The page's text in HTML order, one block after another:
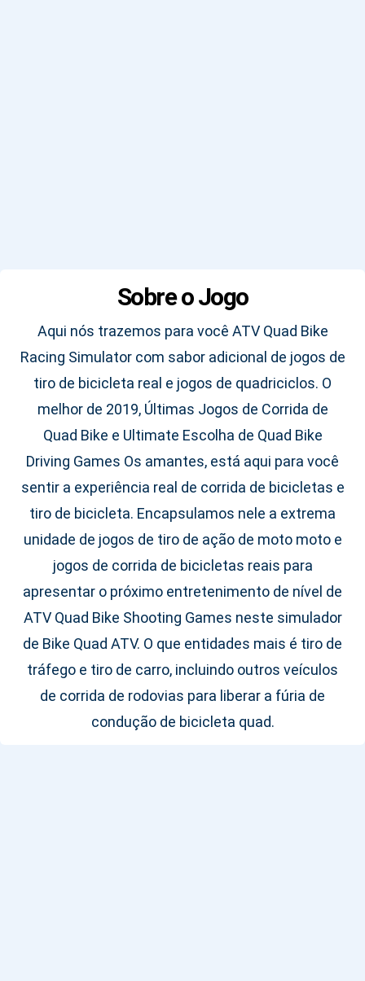
Sobre o Jogo
Aqui nós trazemos para você ATV Quad Bike
Racing Simulator com sabor adicional de jogos de
tiro de bicicleta real e jogos de quadriciclos. O
melhor de 2019, Últimas Jogos de Corrida de
Quad Bike e Ultimate Escolha de Quad Bike
Driving Games Os amantes, está aqui para você
sentir a experiência real de corrida de bicicletas e
tiro de bicicleta. Encapsulamos nele a extrema
unidade de jogos de tiro de ação de moto moto e
jogos de corrida de bicicletas reais para
apresentar o próximo entretenimento de nível de
ATV Quad Bike Shooting Games neste simulador
de Bike Quad ATV. O que entidades mais é tiro de
tráfego e tiro de carro, incluindo outros veículos
de corrida de rodovias para liberar a fúria de
condução de bicicleta quad.